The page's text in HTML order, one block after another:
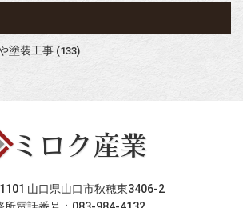
塗装工事 (133)
山口県山口市秋穂東3406-2